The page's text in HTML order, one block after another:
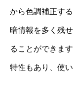
から色調補正す
暗情報を多く残
ることができま
特性もあり、使